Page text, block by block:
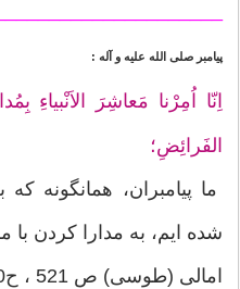
پيامبر صلى ‏الله ‏عليه‏ و ‏آله :
اِنّا اُمِرْنا مَعاشِرَ الاَنْبياءِ
الفَرائِضِ؛
ما پيامبران، همان‏گونه
شده ‏ايم، به مدارا كردن با
امالى (طوسى) ص 521 ، ح1150